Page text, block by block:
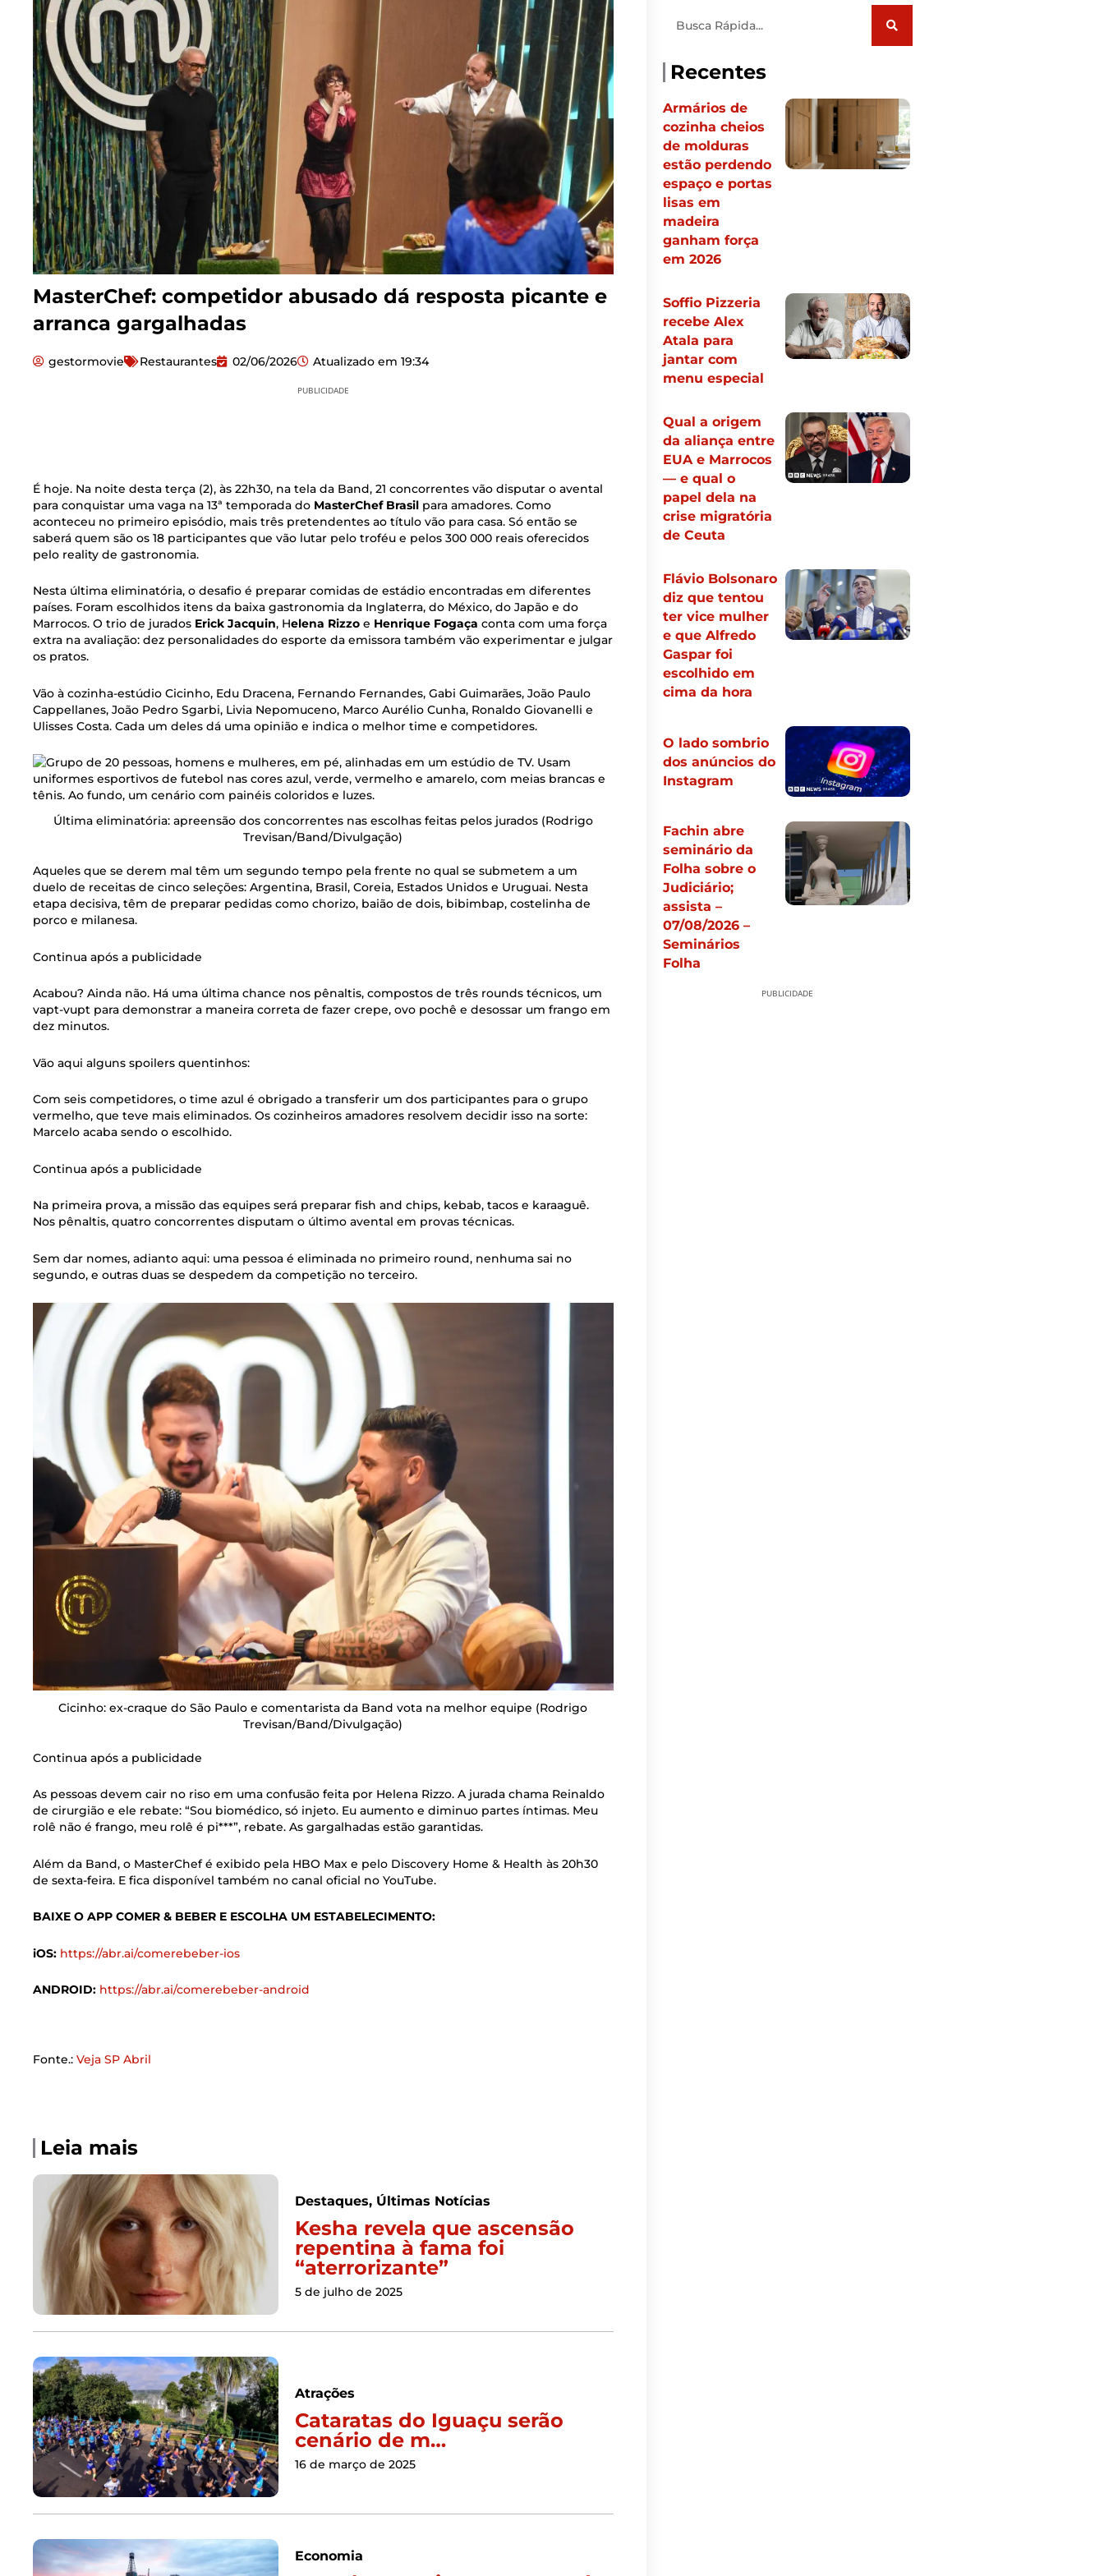
MasterChef: competidor abusado dá resposta picante e
arranca gargalhadas
gestormovie Restaurantes 02/06/2026 Atualizado em 19:34
PUBLICIDADE
É hoje. Na noite desta terça (2), às 22h30, na tela da Band, 21 concorrentes vão disputar o avental
para conquistar uma vaga na 13ª temporada do MasterChef Brasil para amadores. Como
aconteceu no primeiro episódio, mais três pretendentes ao título vão para casa. Só então se
saberá quem são os 18 participantes que vão lutar pelo troféu e pelos 300 000 reais oferecidos
pelo reality de gastronomia.
Nesta última eliminatória, o desafio é preparar comidas de estádio encontradas em diferentes
países. Foram escolhidos itens da baixa gastronomia da Inglaterra, do México, do Japão e do
Marrocos. O trio de jurados Erick Jacquin, Helena Rizzo e Henrique Fogaça conta com uma força
extra na avaliação: dez personalidades do esporte da emissora também vão experimentar e julgar
os pratos.
Vão à cozinha-estúdio Cicinho, Edu Dracena, Fernando Fernandes, Gabi Guimarães, João Paulo
Cappellanes, João Pedro Sgarbi, Livia Nepomuceno, Marco Aurélio Cunha, Ronaldo Giovanelli e
Ulisses Costa. Cada um deles dá uma opinião e indica o melhor time e competidores.
Última eliminatória: apreensão dos concorrentes nas escolhas feitas pelos jurados (Rodrigo
Trevisan/Band/Divulgação)
Aqueles que se derem mal têm um segundo tempo pela frente no qual se submetem a um
duelo de receitas de cinco seleções: Argentina, Brasil, Coreia, Estados Unidos e Uruguai. Nesta
etapa decisiva, têm de preparar pedidas como chorizo, baião de dois, bibimbap, costelinha de
porco e milanesa.
Continua após a publicidade
Acabou? Ainda não. Há uma última chance nos pênaltis, compostos de três rounds técnicos, um
vapt-vupt para demonstrar a maneira correta de fazer crepe, ovo pochê e desossar um frango em
dez minutos.
Vão aqui alguns spoilers quentinhos:
Com seis competidores, o time azul é obrigado a transferir um dos participantes para o grupo
vermelho, que teve mais eliminados. Os cozinheiros amadores resolvem decidir isso na sorte:
Marcelo acaba sendo o escolhido.
Continua após a publicidade
Na primeira prova, a missão das equipes será preparar fish and chips, kebab, tacos e karaaguê.
Nos pênaltis, quatro concorrentes disputam o último avental em provas técnicas.
Sem dar nomes, adianto aqui: uma pessoa é eliminada no primeiro round, nenhuma sai no
segundo, e outras duas se despedem da competição no terceiro.
Cicinho: ex-craque do São Paulo e comentarista da Band vota na melhor equipe (Rodrigo
Trevisan/Band/Divulgação)
Continua após a publicidade
As pessoas devem cair no riso em uma confusão feita por Helena Rizzo. A jurada chama Reinaldo
de cirurgião e ele rebate: “Sou biomédico, só injeto. Eu aumento e diminuo partes íntimas. Meu
rolê não é frango, meu rolê é pi***”, rebate. As gargalhadas estão garantidas.
Além da Band, o MasterChef é exibido pela HBO Max e pelo Discovery Home & Health às 20h30
de sexta-feira. E fica disponível também no canal oficial no YouTube.
BAIXE O APP COMER & BEBER E ESCOLHA UM ESTABELECIMENTO:
iOS: https://abr.ai/comerebeber-ios
ANDROID: https://abr.ai/comerebeber-android
Fonte.: Veja SP Abril
Leia mais
Destaques, Últimas Notícias
Kesha revela que ascensão
repentina à fama foi
“aterrorizante”
5 de julho de 2025
Atrações
Cataratas do Iguaçu serão
cenário de m…
16 de março de 2025
Economia
Recentes
Armários de
cozinha cheios
de molduras
estão perdendo
espaço e portas
lisas em
madeira
ganham força
em 2026
Soffio Pizzeria
recebe Alex
Atala para
jantar com
menu especial
Qual a origem
da aliança entre
EUA e Marrocos
— e qual o
papel dela na
crise migratória
de Ceuta
Flávio Bolsonaro
diz que tentou
ter vice mulher
e que Alfredo
Gaspar foi
escolhido em
cima da hora
O lado sombrio
dos anúncios do
Instagram
Fachin abre
seminário da
Folha sobre o
Judiciário;
assista –
07/08/2026 –
Seminários
Folha
PUBLICIDADE